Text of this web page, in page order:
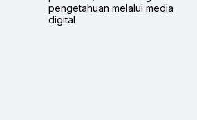
pengetahuan melalui media
digital